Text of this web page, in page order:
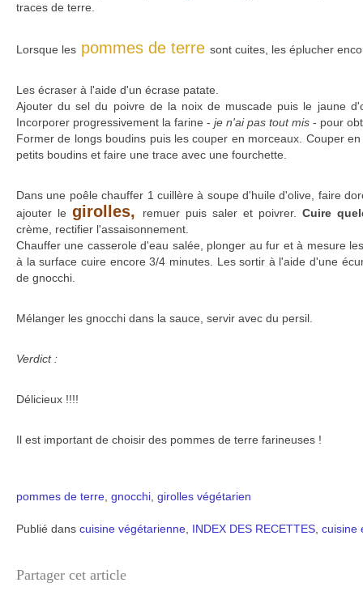
traces de terre.
Lorsque les pommes de terre sont cuites, les éplucher
Les écraser à l'aide d'un écrase patate.
Ajouter du sel du poivre de la noix de muscade puis le jaune
Incorporer progressivement la farine - je n'ai pas tout mis - pour
Former de longs boudins puis les couper en morceaux. Couper
petits boudins et faire une trace avec une fourchette.
Dans une poêle chauffer 1 cuillère à soupe d'huile d'olive, faire
ajouter le girolles, remuer puis saler et poivrer. Cuire
crème, rectifier l'assaisonnement.
Chauffer une casserole d'eau salée, plonger au fur et à mesure
à la surface cuire encore 3/4 minutes. Les sortir à l'aide d'une
de gnocchi.
Mélanger les gnocchi dans la sauce, servir avec du persil.
Verdict :
Délicieux !!!!
Il est important de choisir des pommes de terre farineuses !
pommes de terre gnocchi girolles végétarien
Publié dans cuisine végétarienne INDEX DES RECETTES cuisine
Partager cet article